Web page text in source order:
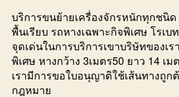
บริการขนย้ายเครื่องจักรหนักทุกชนิด
พื้นเรียบ รถหางเฉพาะกิจพิเศษ โรเบ
จุดเด่นในการบริการเขาบริษัทของเร
พิเศษ หางกว้าง 3เมตร50 ยาว 14 เม
เรามีการขอใบอนุญาติใช้เส้นทางถูก
กฎหมาย